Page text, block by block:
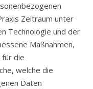
Zeitraum unter
Technologie und der
Maßnahmen,
für die
welche die
Daten